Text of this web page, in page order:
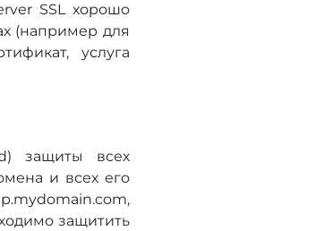
SSL хорошо
(например для
услуга
защиты всех
и всех его
защитить